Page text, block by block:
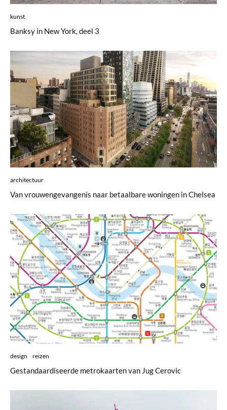
kunst
Banksy in New York, deel 3
architectuur
Van vrouwengevangenis naar betaalbare woningen in Chelsea
design reizen
Gestandaardiseerde metrokaarten van Jug Cerovic